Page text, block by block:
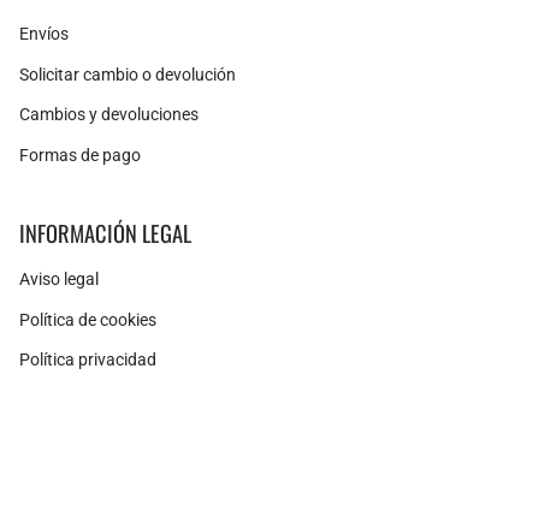
Envíos
Solicitar cambio o devolución
Cambios y devoluciones
Formas de pago
INFORMACIÓN LEGAL
Aviso legal
Política de cookies
Política privacidad